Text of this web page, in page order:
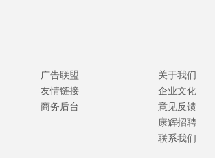
广告联盟
友情链接
商务后台
关于我们
企业文化
意见反馈
康辉招聘
联系我们